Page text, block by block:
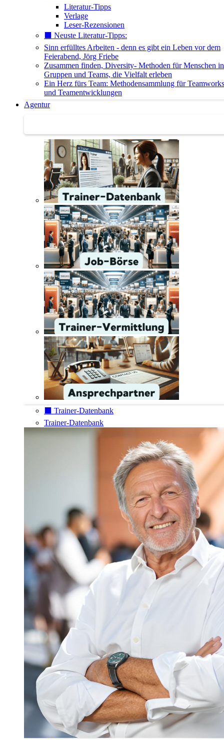
Literatur-Tipps
Verlage
Leser-Rezensionen
⬛️ Neuste Literatur-Tipps:
Sinn erfülltes Arbeiten - denn es gibt ein Leben vor dem
Feierabend, Jörg Friebe
Zusammen finden, Diversity- Methoden für Menschen in
Gruppen und Teams, die Vielfalt erleben
Ein Herz fürs Team: Methodensammlung für
und Teamentwicklungen
Agentur
⬛️ Trainer-Datenbank
Trainer-Datenbank